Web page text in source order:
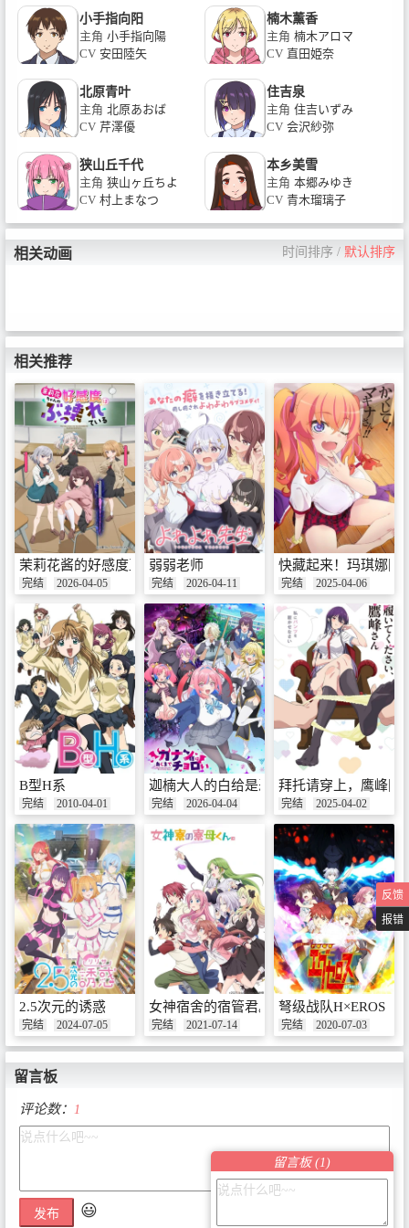
小手指向阳
主角 小手指向陽
CV 安田陸矢
楠木薰香
主角 楠木アロマ
CV 直田姫奈
北原青叶
主角 北原あおば
CV 芹澤優
住吉泉
主角 住吉いずみ
CV 会沢紗弥
狭山丘千代
主角 狭山ヶ丘ちよ
CV 村上まなつ
本乡美雪
主角 本郷みゆき
CV 青木瑠璃子
相关动画 时间排序 / 默认排序
相关推荐
茉莉花酱的好感度正在崩坏
完结 2026-04-05
弱弱老师
完结 2026-04-11
快藏起来！玛琪娜同
完结 2025-04-06
B型H系
完结 2010-04-01
迦楠大人的白给是恶魔级
完结 2026-04-04
拜托请穿上，鹰峰同
完结 2025-04-02
2.5次元的诱惑
完结 2024-07-05
女神宿舍的宿管君。
完结 2021-07-14
弩级战队H×EROS
完结 2020-07-03
留言板
评论数： 1
发布 😃
留言板 (1 )
反馈
报错